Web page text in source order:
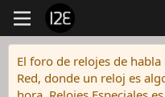
El foro de relojes de
Red, donde un reloj es